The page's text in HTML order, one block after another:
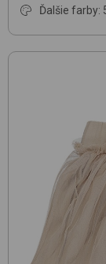
Ďalšie farby: